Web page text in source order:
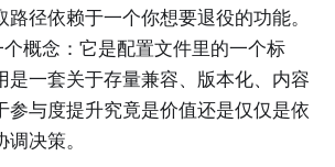
径依赖于一个你想要退役的功能。
个概念：它是配置文件里的一个标
是一套关于存量兼容、版本化、内容
参与度提升究竟是价值还是仅仅是依
决策。